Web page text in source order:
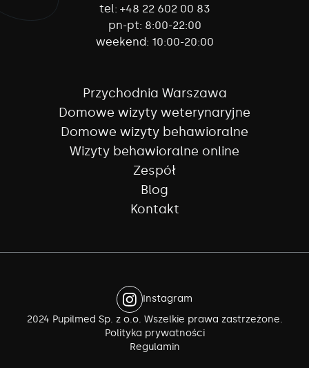
tel: +48 22 602 00 83
pn-pt: 8:00-22:00
weekend: 10:00-20:00
Przychodnia Warszawa
Domowe wizyty weterynaryjne
Domowe wizyty behawioralne
Wizyty behawioralne online
Zespół
Blog
Kontakt
Instagram
2024 Pupilmed Sp. z o.o. Wszelkie prawa zastrzeżone.
Polityka prywatności
Regulamin